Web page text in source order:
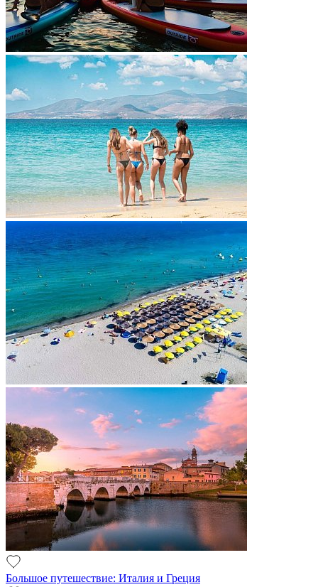
Большое путешествие: Италия и Греция